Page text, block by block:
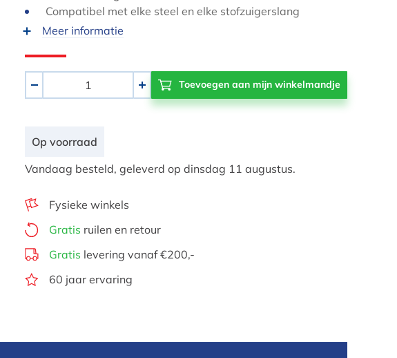
Compatibel met elke steel en elke stofzuigerslang
Meer informatie
+
Op voorraad
Vandaag besteld, geleverd op dinsdag 11 augustus.
Fysieke winkels
Gratis ruilen en retour
Gratis levering vanaf €200,-
60 jaar ervaring